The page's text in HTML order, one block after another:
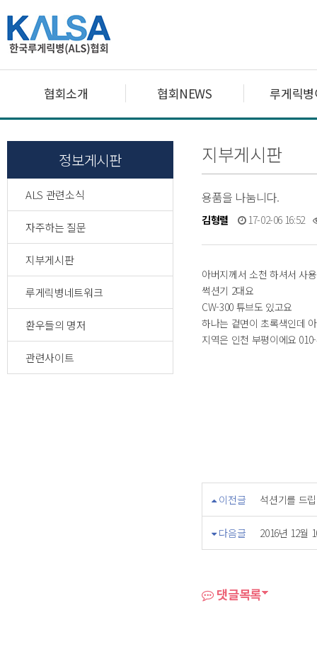
협회소개 협회NEWS 루게릭
정보게시판
ALS 관련소식
자주하는 질문
지부게시판
루게릭병네트워크
환우들의 명저
관련사이트
지부게시판
용품을 나눔니다.
김형렬 17-02-06 16:52
아버지께서 소천 하셔서 사
썩션기 2대요
CW-300 튜브도 있고요
하나는 겉면이 초록색인데
지역은 인천 부평이에요
이전글 석션기를 드
다음글 2016년 12월
댓글목록